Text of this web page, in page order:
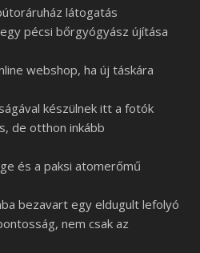
látogatás
pécsi bőrgyógyász újítása
webshop, ha új táskára
készülnek itt a fotók
de otthon inkább
és a paksi atomerőmű
bezavart egy eldugult lefolyó
nem csak az